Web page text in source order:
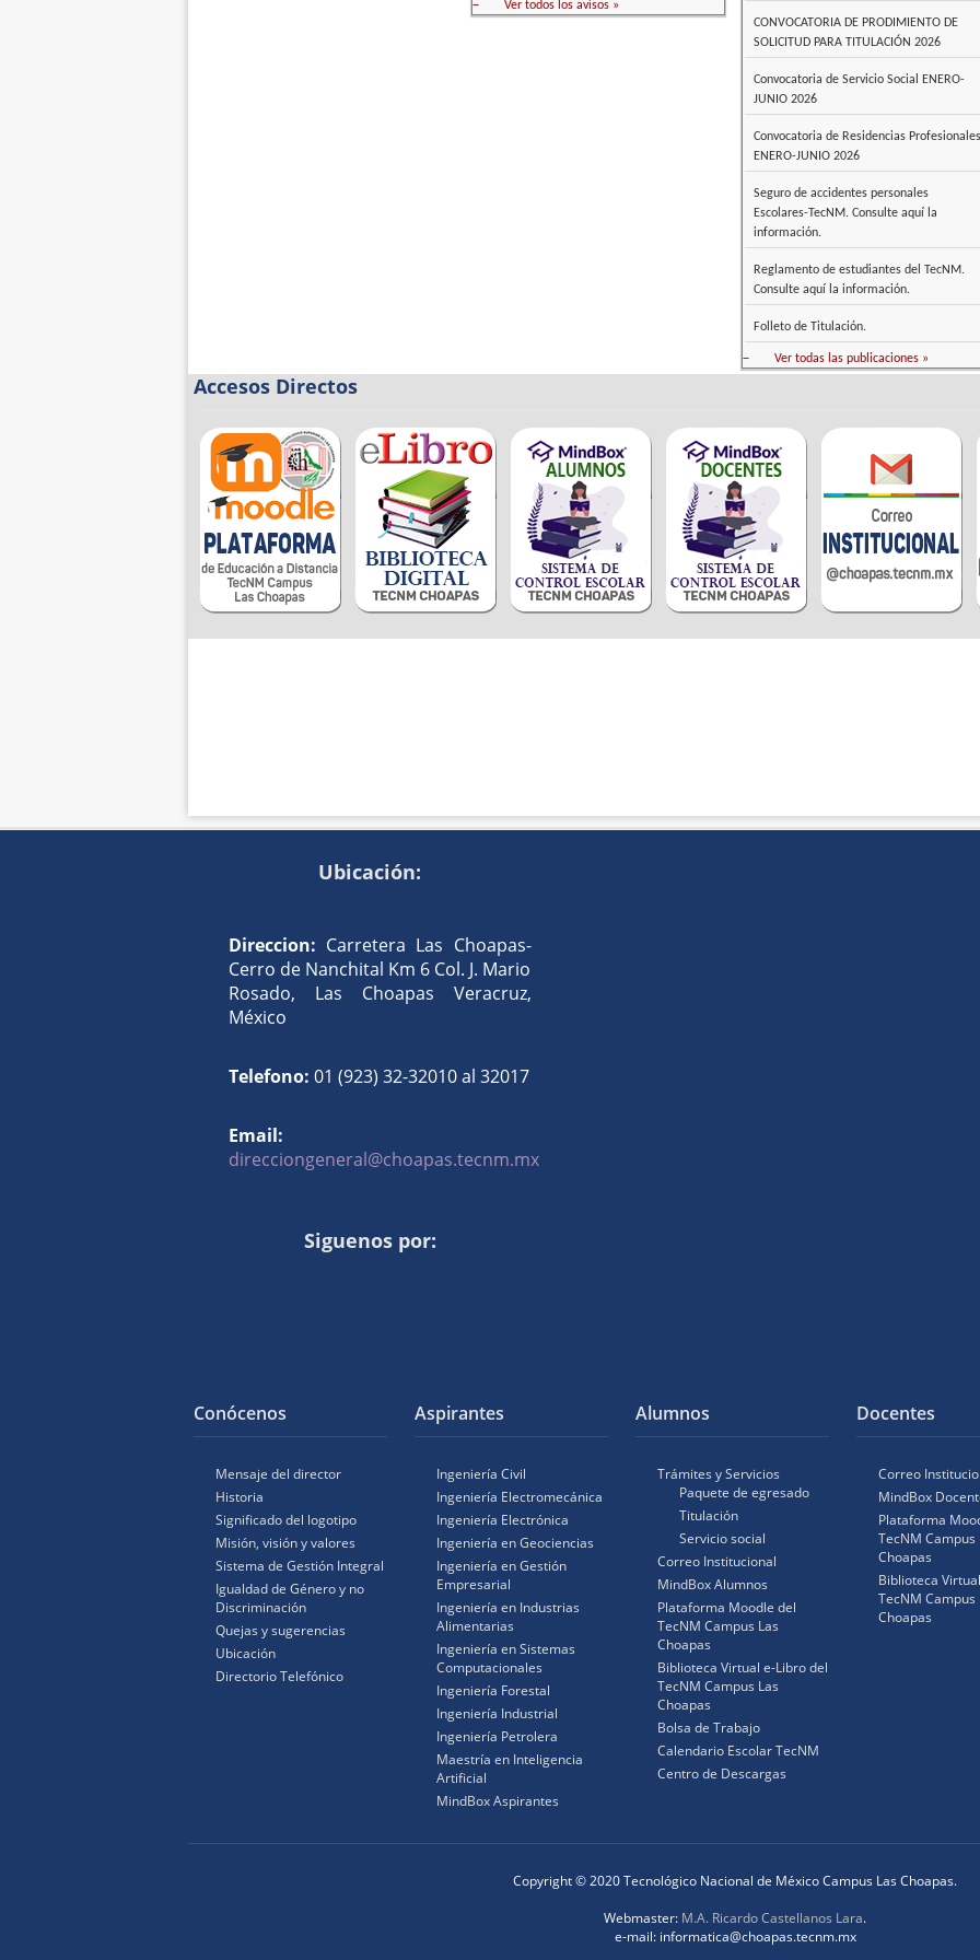
– Ver todos los avisos »
CONVOCATORIA DE PRODIMIENTO DE
SOLICITUD PARA TITULACIÓN 2026
Convocatoria de Servicio Social ENERO-
JUNIO 2026
Convocatoria de Residencias Profesionales
ENERO-JUNIO 2026
Seguro de accidentes personales
Escolares-TecNM. Consulte aquí la
información.
Reglamento de estudiantes del TecNM.
Consulte aquí la información.
Folleto de Titulación.
– Ver todas las publicaciones »
Accesos Directos
Ubicación:
Direccion: Carretera Las Choapas-
Cerro de Nanchital Km 6 Col. J. Mario
Rosado, Las Choapas Veracruz,
México
Telefono: 01 (923) 32-32010 al 32017
Email:
direcciongeneral@choapas.tecnm.mx
Siguenos por:
Conócenos
Mensaje del director
Historia
Significado del logotipo
Misión, visión y valores
Sistema de Gestión Integral
Igualdad de Género y no
Discriminación
Quejas y sugerencias
Ubicación
Directorio Telefónico
Aspirantes
Ingeniería Civil
Ingeniería Electromecánica
Ingeniería Electrónica
Ingeniería en Geociencias
Ingeniería en Gestión
Empresarial
Ingeniería en Industrias
Alimentarias
Ingeniería en Sistemas
Computacionales
Ingeniería Forestal
Ingeniería Industrial
Ingeniería Petrolera
Maestría en Inteligencia
Artificial
MindBox Aspirantes
Alumnos
Trámites y Servicios
Paquete de egresado
Titulación
Servicio social
Correo Institucional
MindBox Alumnos
Plataforma Moodle del
TecNM Campus Las
Choapas
Biblioteca Virtual e-Libro del
TecNM Campus Las
Choapas
Bolsa de Trabajo
Calendario Escolar TecNM
Centro de Descargas
Docentes
Correo
MindBox
Plataforma
TecNM Campus
Choapas
Biblioteca
TecNM Campus
Choapas
Copyright © 2020 Tecnológico Nacional de México Campus Las Choapas.
Webmaster: M.A. Ricardo Castellanos Lara.
e-mail: informatica@choapas.tecnm.mx